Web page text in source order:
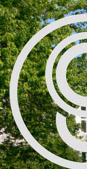
Zum
Inhalt
springen